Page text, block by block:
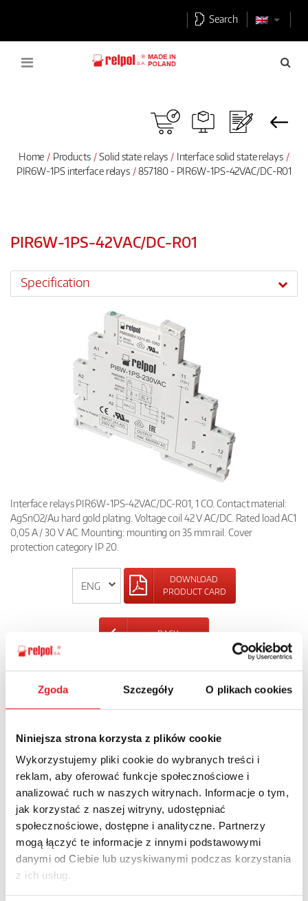
Zgoda Szczegóły O plikach cookies
Niniejsza strona korzysta z plików cookie
Wykorzystujemy pliki cookie do wybranych treści i
reklam, aby oferować funkcje społecznościowe i
analizować ruch w naszych witrynach. Informacje o tym,
jak korzystać z naszej witryny, udostępniać
społecznościowe, dostępne i analityczne. Partnerzy
mogą łączyć te informacje z innymi podstawowymi
danymi od Ciebie lub uzyskiwanymi podczas korzystania
z ich usług.
Search
Home Products Solid state relays
Interface solid state relays
PIR6W-1PS interface relays
857180 - PIR6W-1PS-42VAC/DC-R01
PIR6W-1PS-42VAC/DC-R01
Specification
Interface relays PIR6W-1PS-42VAC/DC-R01, 1 CO. Contact material:
AgSnO2/Au hard gold plating. Voltage coil 42 V AC/DC. Rated load AC1
0,05 A / 30 V AC. Mounting: mounting on 35 mm rail. Cover
protection category IP 20.
DOWNLOAD
PRODUCT CARD
BACK
Name: *
Company: